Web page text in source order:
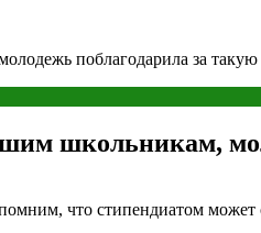
поблагодарила за
школьникам,
что стипендиатом может